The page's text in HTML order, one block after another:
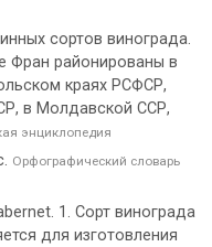
сортов винограда.
Фран районированы в
краях РСФСР,
в Молдавской ССР,
энциклопедия
Орфографический словарь
1. Сорт винограда
для изготовления